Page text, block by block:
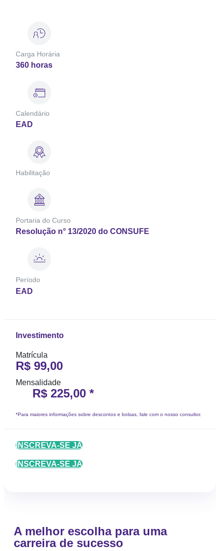
Carga Horária
360 horas
Calendário
EAD
Habilitação
Portaria do Curso
Resolução n° 13/2020 do CONSUFE
Período
EAD
Investimento
Matrícula
R$ 99,00
Mensalidade
R$ 225,00 *
*Para maiores informações sobre descontos e bolsas, fale com o nosso consultor.
INSCREVA-SE JÁ
INSCREVA-SE JÁ
A melhor escolha para uma
carreira de sucesso